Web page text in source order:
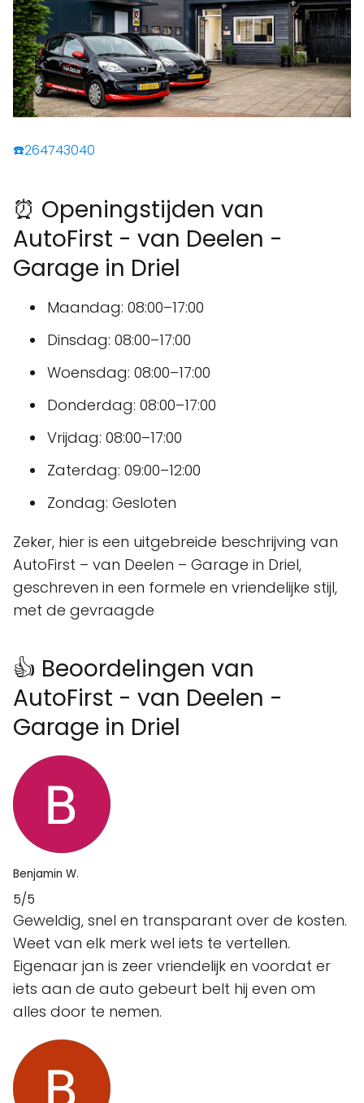
☎️264743040
⏰ Openingstijden van
AutoFirst - van Deelen -
Garage in Driel
Maandag: 08:00–17:00
Dinsdag: 08:00–17:00
Woensdag: 08:00–17:00
Donderdag: 08:00–17:00
Vrijdag: 08:00–17:00
Zaterdag: 09:00–12:00
Zondag: Gesloten
Zeker, hier is een uitgebreide beschrijving van
AutoFirst – van Deelen – Garage in Driel,
geschreven in een formele en vriendelijke stijl,
met de gevraagde
👍 Beoordelingen van
AutoFirst - van Deelen -
Garage in Driel
Benjamin W.
5/5
Geweldig, snel en transparant over de kosten.
Weet van elk merk wel iets te vertellen.
Eigenaar jan is zeer vriendelijk en voordat er
iets aan de auto gebeurt belt hij even om
alles door te nemen.